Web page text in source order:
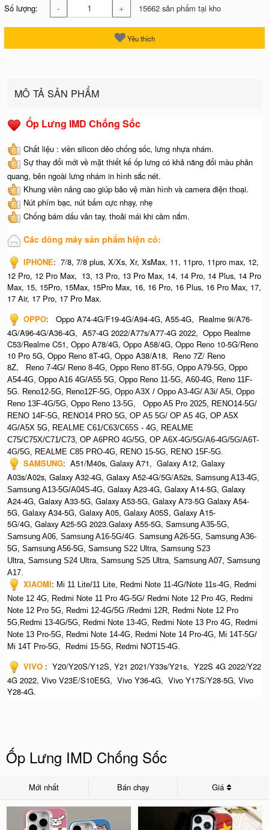
Số lượng: - + 15662 sản phẩm tại kho
Yêu thích
MÔ TẢ SẢN PHẨM
Ốp Lưng IMD Chống Sốc
Chất liệu : viền silicon dẻo chống sốc, lưng nhựa nhám.
Sự thay đổi mới về mặt thiết kế ốp lưng có khả năng đổi màu phản
quang, bên ngoài lưng nhám in hình sắc nét.
Khung viền nâng cao giúp bảo vệ màn hình và camera điện thoại.
Nút phím bạc, nút bấm cực nhạy, nhẹ
Chống bám dấu vân tay, thoải mái khi cầm nắm.
Các dòng máy sản phẩm hiện có:
IPHONE: 7/8, 7/8 plus, X/Xs, Xr, XsMax, 11, 11pro, 11pro max, 12,
12 Pro, 12 Pro Max, 13, 13 Pro, 13 Pro Max, 14, 14 Pro, 14 Plus, 14 Pro
Max, 15, 15Pro, 15Max, 15Pro Max, 16, 16 Pro, 16 Plus, 16 Pro Max, 17,
17 Air, 17 Pro, 17 Pro Max.
OPPO:
Oppo A74-4G/F19-4G/A94-4G, A55-4G, Realme 9i/A76-
4G/A96-4G/A36-4G, A57-4G 2022/A77s/A77-4G 2022, Oppo Realme
C53/Realme C51, Oppo A78/4G, Oppo A58/4G, Oppo Reno 10-5G/Reno
10 Pro 5G, Oppo Reno 8T-4G, Oppo A38/A18, Reno 7Z/ Reno
8Z,
Reno 7-4G/ Reno 8-4G, Oppo Reno 8T-5G, Oppo A79-5G, Oppo
A54-4G, Oppo A16 4G/A55 5G, Oppo Reno 11-5G, A60-4G, Reno 11F-
5G. Reno12-5G, Reno12F-5G, Oppo A3X / Oppo A3-4G/ A3i/ A5i, Oppo
Reno 13F-4G/5G, Oppo Reno 13-5G, Oppo A5 Pro 2025, RENO14-5G/
RENO 14F-5G,
RENO14 PRO 5G, OP A5 5G/ OP A5 4G, OP A5X
4G/A5X 5G,
REALME C61/C63/C65S - 4G,
REALME
C75/C75X/C71/C73, OP A6PRO 4G/5G, OP A6X-4G/5G/A6-4G/5G/A6T-
4G/5G, REALME C85 PRO-4G, RENO 15-5G, RENO 15F-5G.
SAMSUNG: A51/M40s, Galaxy A71, Galaxy A12, Galaxy
A03s/A02s, Galaxy A32-4G, Galaxy A52-4G/5G/A52s, Samsung A13-4G,
Samsung A13-5G/A04S-4G, Galaxy A23-4G, Galaxy A14-5G, Galaxy
A24-4G, Galaxy A33-5G, Galaxy A53-5G, Galaxy A73-5G Galaxy A54-
5G, Galaxy A34-5G, Galaxy A05, Galaxy A05S, Galaxy A15-
5G/4G, Galaxy A25-5G 2023.Galaxy A55-5G, Samsung A35-5G,
Samsung A06, Samsung A16-5G/4G. Samsung A26-5G, Samsung A36-
5G, Samsung A56-5G, Samsung S22 Ultra, Samsung S23
Ultra, Samsung S24 Ultra, Samsung S25 Ultra, Samsung A07, Samsung
A17.
XIAOMI: Mi 11 Lite/11 Lite, Redmi Note 11-4G/Note 11s-4G, Redmi
Note 12 4G,
Redmi Note 11 Pro 4G-5G/ Redmi Note 12 Pro 4G, Redmi
Note 12 Pro 5G, Redmi 12-4G/5G /Redmi 12R,
Redmi Note 12 Pro
5G,Redmi 13-4G/5G, Redmi Note 13-4G, Redmi Note 13 Pro 4G, Redmi
Note 13 Pro-5G, Redmi Note 14-4G, Redmi Note 14 Pro-4G, Mi 14T-5G/
Mi 14T Pro-5G,
Redmi 15-5G, Redmi NOT15-4G.
VIVO : Y20/Y20S/Y12S, Y21 2021/Y33s/Y21s, Y22S 4G 2022/Y22
4G 2022, Vivo V23E/S10E5G, Vivo Y36-4G, Vivo Y17S/Y28-5G, Vivo
Y28-4G.
Ốp Lưng IMD Chống Sốc
Mới nhất Bán chạy Giá